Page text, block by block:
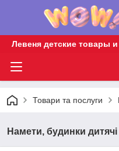
Левеня детские товары
Товари та послуги
Намети, будинки дитячі